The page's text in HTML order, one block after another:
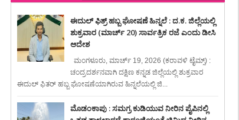
ಈದುಲ್ ಫಿತ್ರ್ ಹಬ್ಬ ಘೋಷಣೆ ಹಿನ್ನಲೆ : ದ.ಕ. ಜಿಲ್ಲೆಯಲ್ಲಿ
ಶುಕ್ರವಾರ (ಮಾರ್ಚ್ 20) ಸಾರ್ವತ್ರಿಕ ರಜೆ ಎಂದು ಡೀಸಿ
ಆದೇಶ
ಮಂಗಳೂರು, ಮಾರ್ಚ್ 19, 2026 (ಕರಾವಳಿ ಟೈಮ್ಸ್) :
ಚಂದ್ರದರ್ಶನವಾಗಿ ದಕ್ಷಿಣ ಕನ್ನಡ ಜಿಲ್ಲೆಯಲ್ಲಿ ಶುಕ್ರವಾರ
ಈದುಲ್ ಫಿತರ್ ಹಬ್ಬ ಘೋಷಣೆಯಾಗಿರುವ ಹಿನ್ನಲೆಯಲ್ಲಿ ಜಿ...
ಮೊಡಂಕಾಪು : ಸಮಗ್ರ ಕುಡಿಯುವ ನೀರಿನ ಪೈಪಿನಲ್ಲಿ